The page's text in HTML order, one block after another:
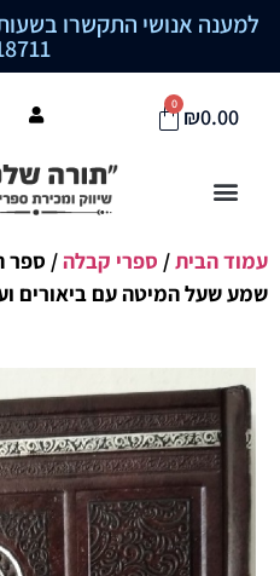
למענה אנושי התקשרו בשעות 09:00-19:00
₪0.00
0
עמוד הבית/ ספרי קבלה/ ספר
שמע שעל המיטה עם ביאורים